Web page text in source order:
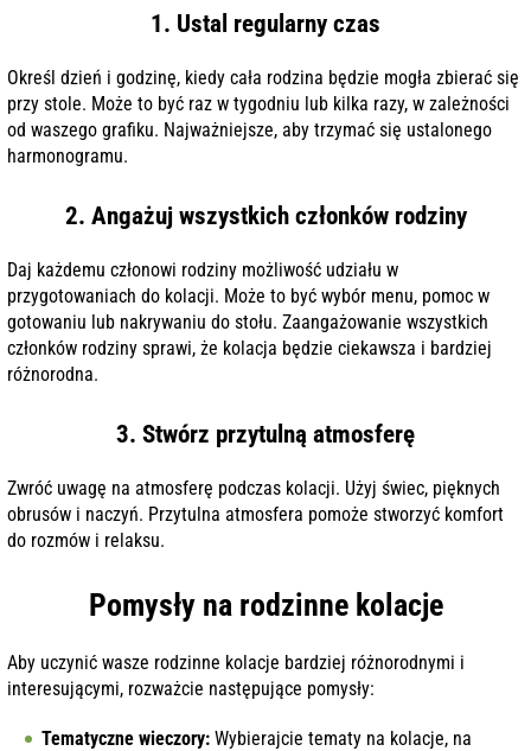
1. Ustal regularny czas
Określ dzień i godzinę, kiedy cała rodzina będzie mogła zbierać się
przy stole. Może to być raz w tygodniu lub kilka razy, w zależności
od waszego grafiku. Najważniejsze, aby trzymać się ustalonego
harmonogramu.
2. Angażuj wszystkich członków rodziny
Daj każdemu członowi rodziny możliwość udziału w
przygotowaniach do kolacji. Może to być wybór menu, pomoc w
gotowaniu lub nakrywaniu do stołu. Zaangażowanie wszystkich
członków rodziny sprawi, że kolacja będzie ciekawsza i bardziej
różnorodna.
3. Stwórz przytulną atmosferę
Zwróć uwagę na atmosferę podczas kolacji. Użyj świec, pięknych
obrusów i naczyń. Przytulna atmosfera pomoże stworzyć komfort
do rozmów i relaksu.
Pomysły na rodzinne kolacje
Aby uczynić wasze rodzinne kolacje bardziej różnorodnymi i
interesującymi, rozważcie następujące pomysły:
Tematyczne wieczory: Wybierajcie tematy na kolacje, na